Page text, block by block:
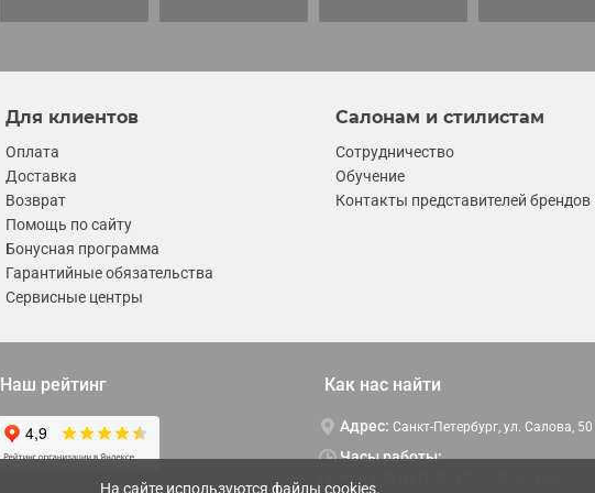
На сайте используются файлы cookies.
Для клиентов
Оплата
Доставка
Возврат
Помощь по сайту
Бонусная программа
Гарантийные обязательства
Сервисные центры
Салонам и стилистам
Сотрудничество
Обучение
Контакты представителей брендов
Наш рейтинг Как нас найти
Адрес: Санкт-Петербург, ул. Салова, 50
Часы работы: